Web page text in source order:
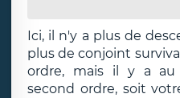
Ici, il n'y a plus de
plus de conjoint
ordre, mais il y a
second ordre, soit